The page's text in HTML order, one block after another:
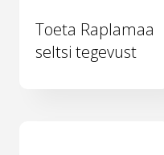
Toeta Raplamaa
seltsi tegevust